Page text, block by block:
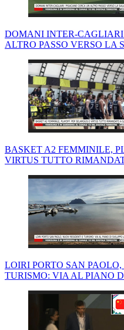
DOMANI INTER-
ALTRO PASSO VERSO LA
BASKET A2 FEMMINILE,
VIRTUS TUTTO
LOIRI PORTO SAN
TURISMO: VIA AL PIANO